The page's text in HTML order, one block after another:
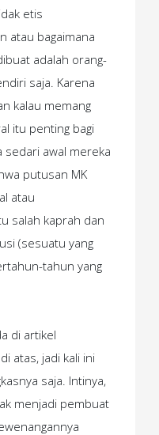
etis
atau bagaimana
adalah orang-
saja. Karena
kalau memang
itu penting bagi
sedari awal mereka
putusan MK
atau
salah kaprah dan
(sesuatu yang
tahun yang
di artikel
atas, jadi kali ini
saja. Intinya,
menjadi pembuat